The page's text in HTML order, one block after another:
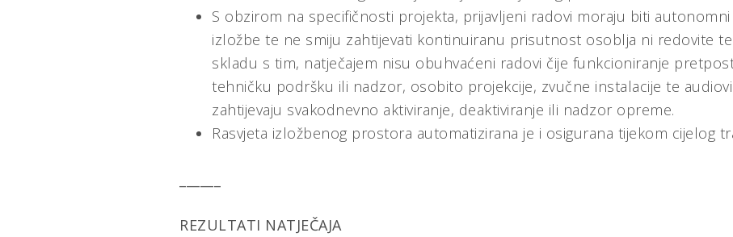
S obzirom na specifičnosti projekta, prijavljeni radovi moraju biti
izložbe te ne smiju zahtijevati kontinuiranu prisutnost osoblja ni redovite
skladu s tim, natječajem nisu obuhvaćeni radovi čije funkcioniranje
tehničku podršku ili nadzor, osobito projekcije, zvučne instalacije te
zahtijevaju svakodnevno aktiviranje, deaktiviranje ili nadzor opreme.
Rasvjeta izložbenog prostora automatizirana je i osigurana tijekom cijelog
REZULTATI NATJEČAJA